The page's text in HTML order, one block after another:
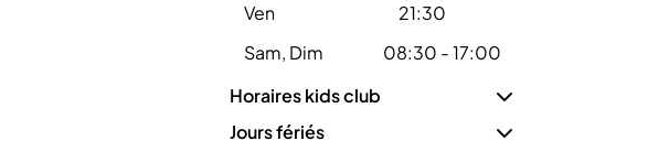
Ven
21:30
Sam, Dim
08:30 - 17:00
Horaires kids club
Jours fériés